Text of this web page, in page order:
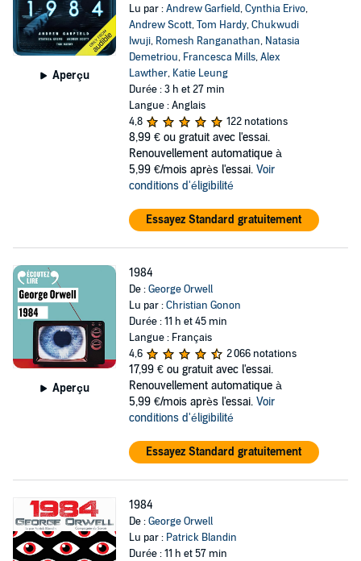
Aperçu
Lu par :Andrew Garfield,Cynthia Erivo,
Andrew Scott,Tom Hardy,Chukwudi
Iwuji, Romesh Ranganathan, Natasia
Demetriou, Francesca Mills,Alex
Lawther, Katie Leung
Durée : 3 h et 27 min
Langue : Anglais
4,8
122 notations
8,99 € ou gratuit avec l'essai.
Renouvellement automatique à
5,99 €/mois après l'essai. Voir
conditions d'éligibilité
Essayez Standard gratuitement
Aperçu
1984
De :George Orwell
Lu par :Christian Gonon
Durée : 11 h et 45 min
Langue : Français
4,6
2 066 notations
17,99 € ou gratuit avec l'essai.
Renouvellement automatique à
5,99 €/mois après l'essai. Voir
conditions d'éligibilité
Essayez Standard gratuitement
1984
De :George Orwell
Lu par : Patrick Blandin
Durée : 11 h et 57 min